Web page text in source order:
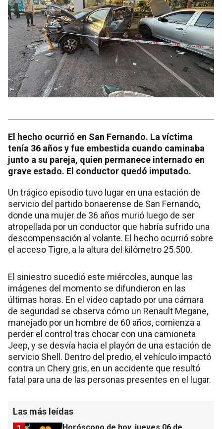
El hecho ocurrió en San Fernando. La víctima
tenía 36 años y fue embestida cuando caminaba
junto a su pareja, quien permanece internado en
grave estado. El conductor quedó imputado.
Un trágico episodio tuvo lugar en una estación de
servicio del partido bonaerense de San Fernando,
donde una mujer de 36 años murió luego de ser
atropellada por un conductor que habría sufrido una
descompensación al volante. El hecho ocurrió sobre
el acceso Tigre, a la altura del kilómetro 25.500.
El siniestro sucedió este miércoles, aunque las
imágenes del momento se difundieron en las
últimas horas. En el video captado por una cámara
de seguridad se observa cómo un Renault Megane,
manejado por un hombre de 60 años, comienza a
perder el control tras chocar con una camioneta
Jeep, y se desvía hacia el playón de una estación de
servicio Shell. Dentro del predio, el vehículo impactó
contra un Chery gris, en un accidente que resultó
fatal para una de las personas presentes en el lugar.
Las más leídas